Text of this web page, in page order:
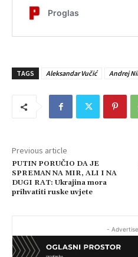
TAGS Aleksandar Vučić Andrej
Previous article
PUTIN PORUČIO DA JE
SPREMAN NA MIR, ALI I NA
DUGI RAT: Ukrajina mora
prihvatiti ruske uvjete
-